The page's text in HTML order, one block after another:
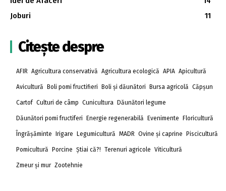
Joburi
11
Citește despre
AFIR Agricultura conservativă Agricultura ecologică APIA Apicultură
Avicultură Boli pomi fructifieri Boli și dăunători Bursa agricolă Căpșun
Cartof Culturi de câmp Cunicultura Dăunători legume
Dăunători pomi fructiferi Energie regenerabilă Evenimente Floricultură
Îngrășăminte Irigare Legumicultură MADR Ovine și caprine Piscicultură
Pomicultură Porcine Știai că?! Terenuri agricole Viticultură
Zmeur și mur Zootehnie